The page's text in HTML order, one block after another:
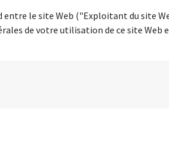
entre le site Web ("Exploitant du site
de votre utilisation de ce site Web